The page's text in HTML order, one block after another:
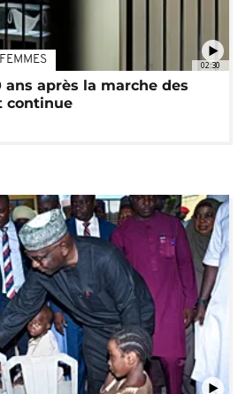
02:30
après la marche des
continue